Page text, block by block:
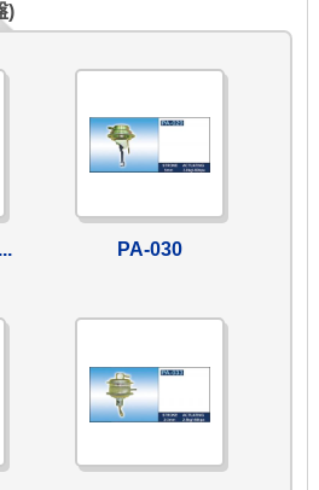
)
PA-030